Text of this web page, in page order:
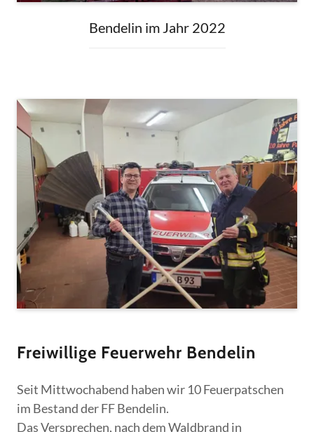
Bendelin im Jahr 2022
Freiwillige Feuerwehr Bendelin
Seit Mittwochabend haben wir 10 Feuerpatschen
im Bestand der FF Bendelin.
Das Versprechen, nach dem Waldbrand in